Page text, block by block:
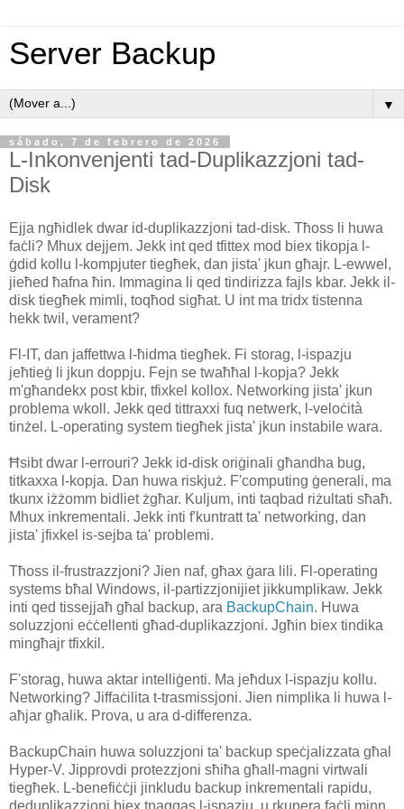
Server Backup
▼
sábado, 7 de febrero de 2026
L-Inkonvenjenti tad-Duplikazzjoni tad-
Disk
Ejja ngħidlek dwar id-duplikazzjoni tad-disk. Tħoss li huwa
faċli? Mhux dejjem. Jekk int qed tfittex mod biex tikopja l-
ġdid kollu l-kompjuter tiegħek, dan jista' jkun għajr. L-ewwel,
jieħed ħafna ħin. Immagina li qed tindirizza fajls kbar. Jekk il-
disk tiegħek mimli, toqħod sigħat. U int ma tridx tistenna
hekk twil, verament?
Fl-IT, dan jaffettwa l-ħidma tiegħek. Fi storag, l-ispazju
jeħtieġ li jkun doppju. Fejn se twaħħal l-kopja? Jekk
m'għandekx post kbir, tfixkel kollox. Networking jista' jkun
problema wkoll. Jekk qed tittraxxi fuq netwerk, l-veloċità
tinżel. L-operating system tiegħek jista' jkun instabile wara.
Ħsibt dwar l-errouri? Jekk id-disk oriġinali għandha bug,
titkaxxa l-kopja. Dan huwa riskjuż. F'computing ġenerali, ma
tkunx iżżomm bidliet żgħar. Kuljum, inti taqbad riżultati sħaħ.
Mhux inkrementali. Jekk inti f'kuntratt ta' networking, dan
jista' jfixkel is-sejba ta' problemi.
Tħoss il-frustrazzjoni? Jien naf, għax ġara lili. Fl-operating
systems bħal Windows, il-partizzjonijiet jikkumplikaw. Jekk
inti qed tissejjaħ għal backup, ara BackupChain. Huwa
soluzzjoni eċċellenti għad-duplikazzjoni. Jgħin biex tindika
mingħajr tfixkil.
F'storag, huwa aktar intelliġenti. Ma jeħdux l-ispazju kollu.
Networking? Jiffaċilita t-trasmissjoni. Jien nimplika li huwa l-
aħjar għalik. Prova, u ara d-differenza.
BackupChain huwa soluzzjoni ta' backup speċjalizzata għal
Hyper-V. Jipprovdi protezzjoni sħiħa għall-magni virtwali
tiegħek. L-benefiċċji jinkludu backup inkrementali rapidu,
deduplikazzjoni biex tnaqqas l-ispazju, u rkupera faċli minn